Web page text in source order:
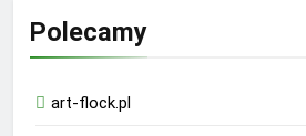
Polecamy
art-flock.pl